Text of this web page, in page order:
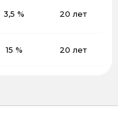
3,5 % 20 лет
15 % 20 лет